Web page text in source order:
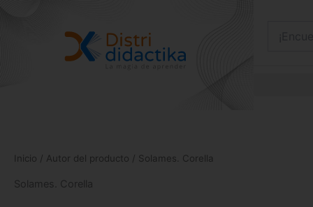
Inicio / Autor del producto / Solames. Corella
Solames. Corella